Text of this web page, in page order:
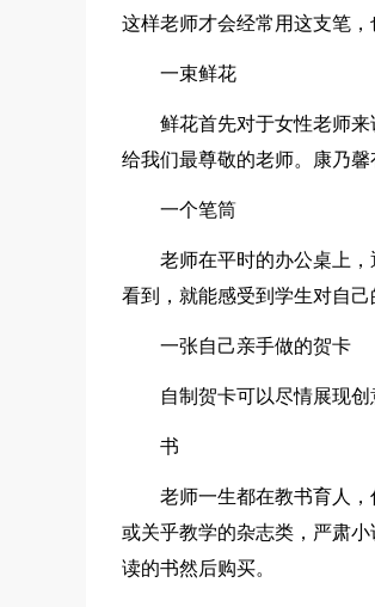
这样老师才会经常用这支笔，
一束鲜花
鲜花首先对于女性老师
给我们最尊敬的老师。康乃
一个笔筒
老师在平时的办公桌上
看到，就能感受到学生对自己
一张自己亲手做的贺卡
自制贺卡可以尽情展现
书
老师一生都在教书育人
或关乎教学的杂志类，严肃
读的书然后购买。